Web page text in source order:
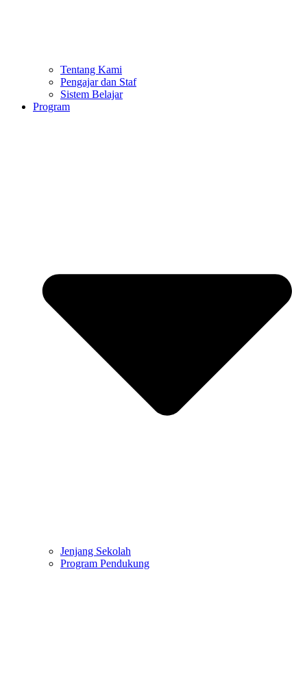
Tentang Kami
Pengajar dan Staf
Sistem Belajar
Program
Jenjang Sekolah
Program Pendukung